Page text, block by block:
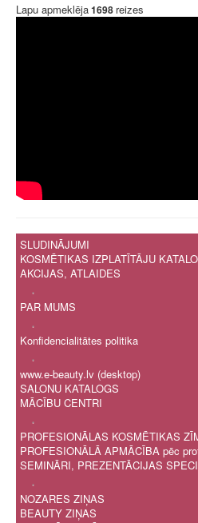
Lapu apmeklēja1698 reizes
SLUDINĀJUMI
KOSMĒTIKAS IZPLATĪTĀJU
AKCIJAS, ATLAIDES
.
PAR MUMS
.
Konfidencialitātes politika
.
www.e-beauty.lv (desktop)
SALONU KATALOGS
MĀCĪBU CENTRI
.
PROFESIONĀLAS KOSMĒTIKAS
PROFESIONĀLĀ APMĀCĪBA pēc
SEMINĀRI, PREZENTĀCIJAS
.
NOZARES ZIŅAS
BEAUTY ZIŅAS